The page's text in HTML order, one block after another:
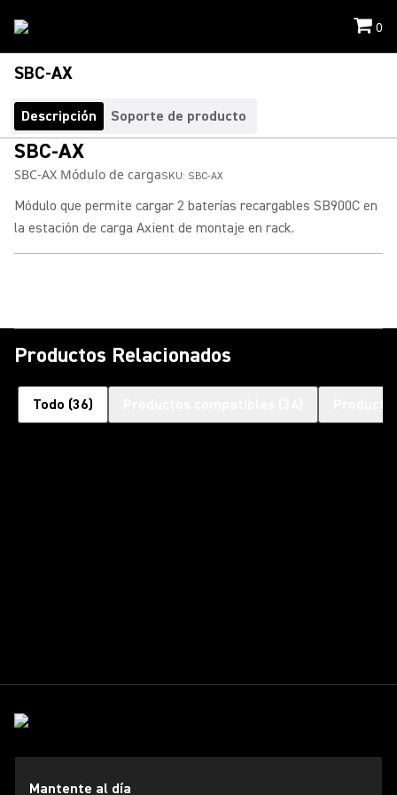
0
SBC-AX
Descripción Soporte de producto
SBC-AX
SBC-AX Módulo de cargaSKU: SBC-AX
Módulo que permite cargar 2 baterías recargables SB900C en
la estación de carga Axient de montaje en rack.
Productos Relacionados
Todo (36)
Mantente al día